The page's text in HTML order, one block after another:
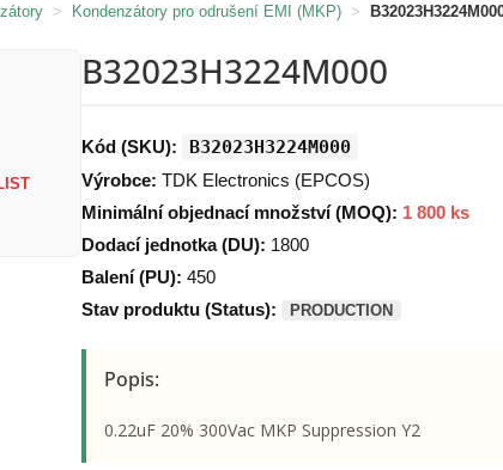
> Kondenzátory pro odrušení EMI (MKP) >
B32023H3224M000
Kód (SKU): B32023H3224M000
Výrobce: TDK Electronics (EPCOS)
Minimální objednací množství (MOQ): 1 800 ks
Dodací jednotka (DU): 1800
Balení (PU): 450
Stav produktu (Status):
PRODUCTION
Popis:
0.22uF 20% 300Vac MKP Suppression Y2